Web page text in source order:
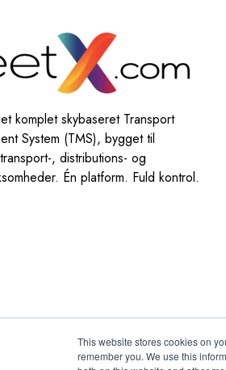
This website stores cookies on
remember you. We use this
komplet skybaseret Transport
System (TMS), bygget til
, distributions- og
Én platform. Fuld kontrol.